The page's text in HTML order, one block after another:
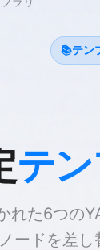
📚テン
テ
れた6つの
ードを差